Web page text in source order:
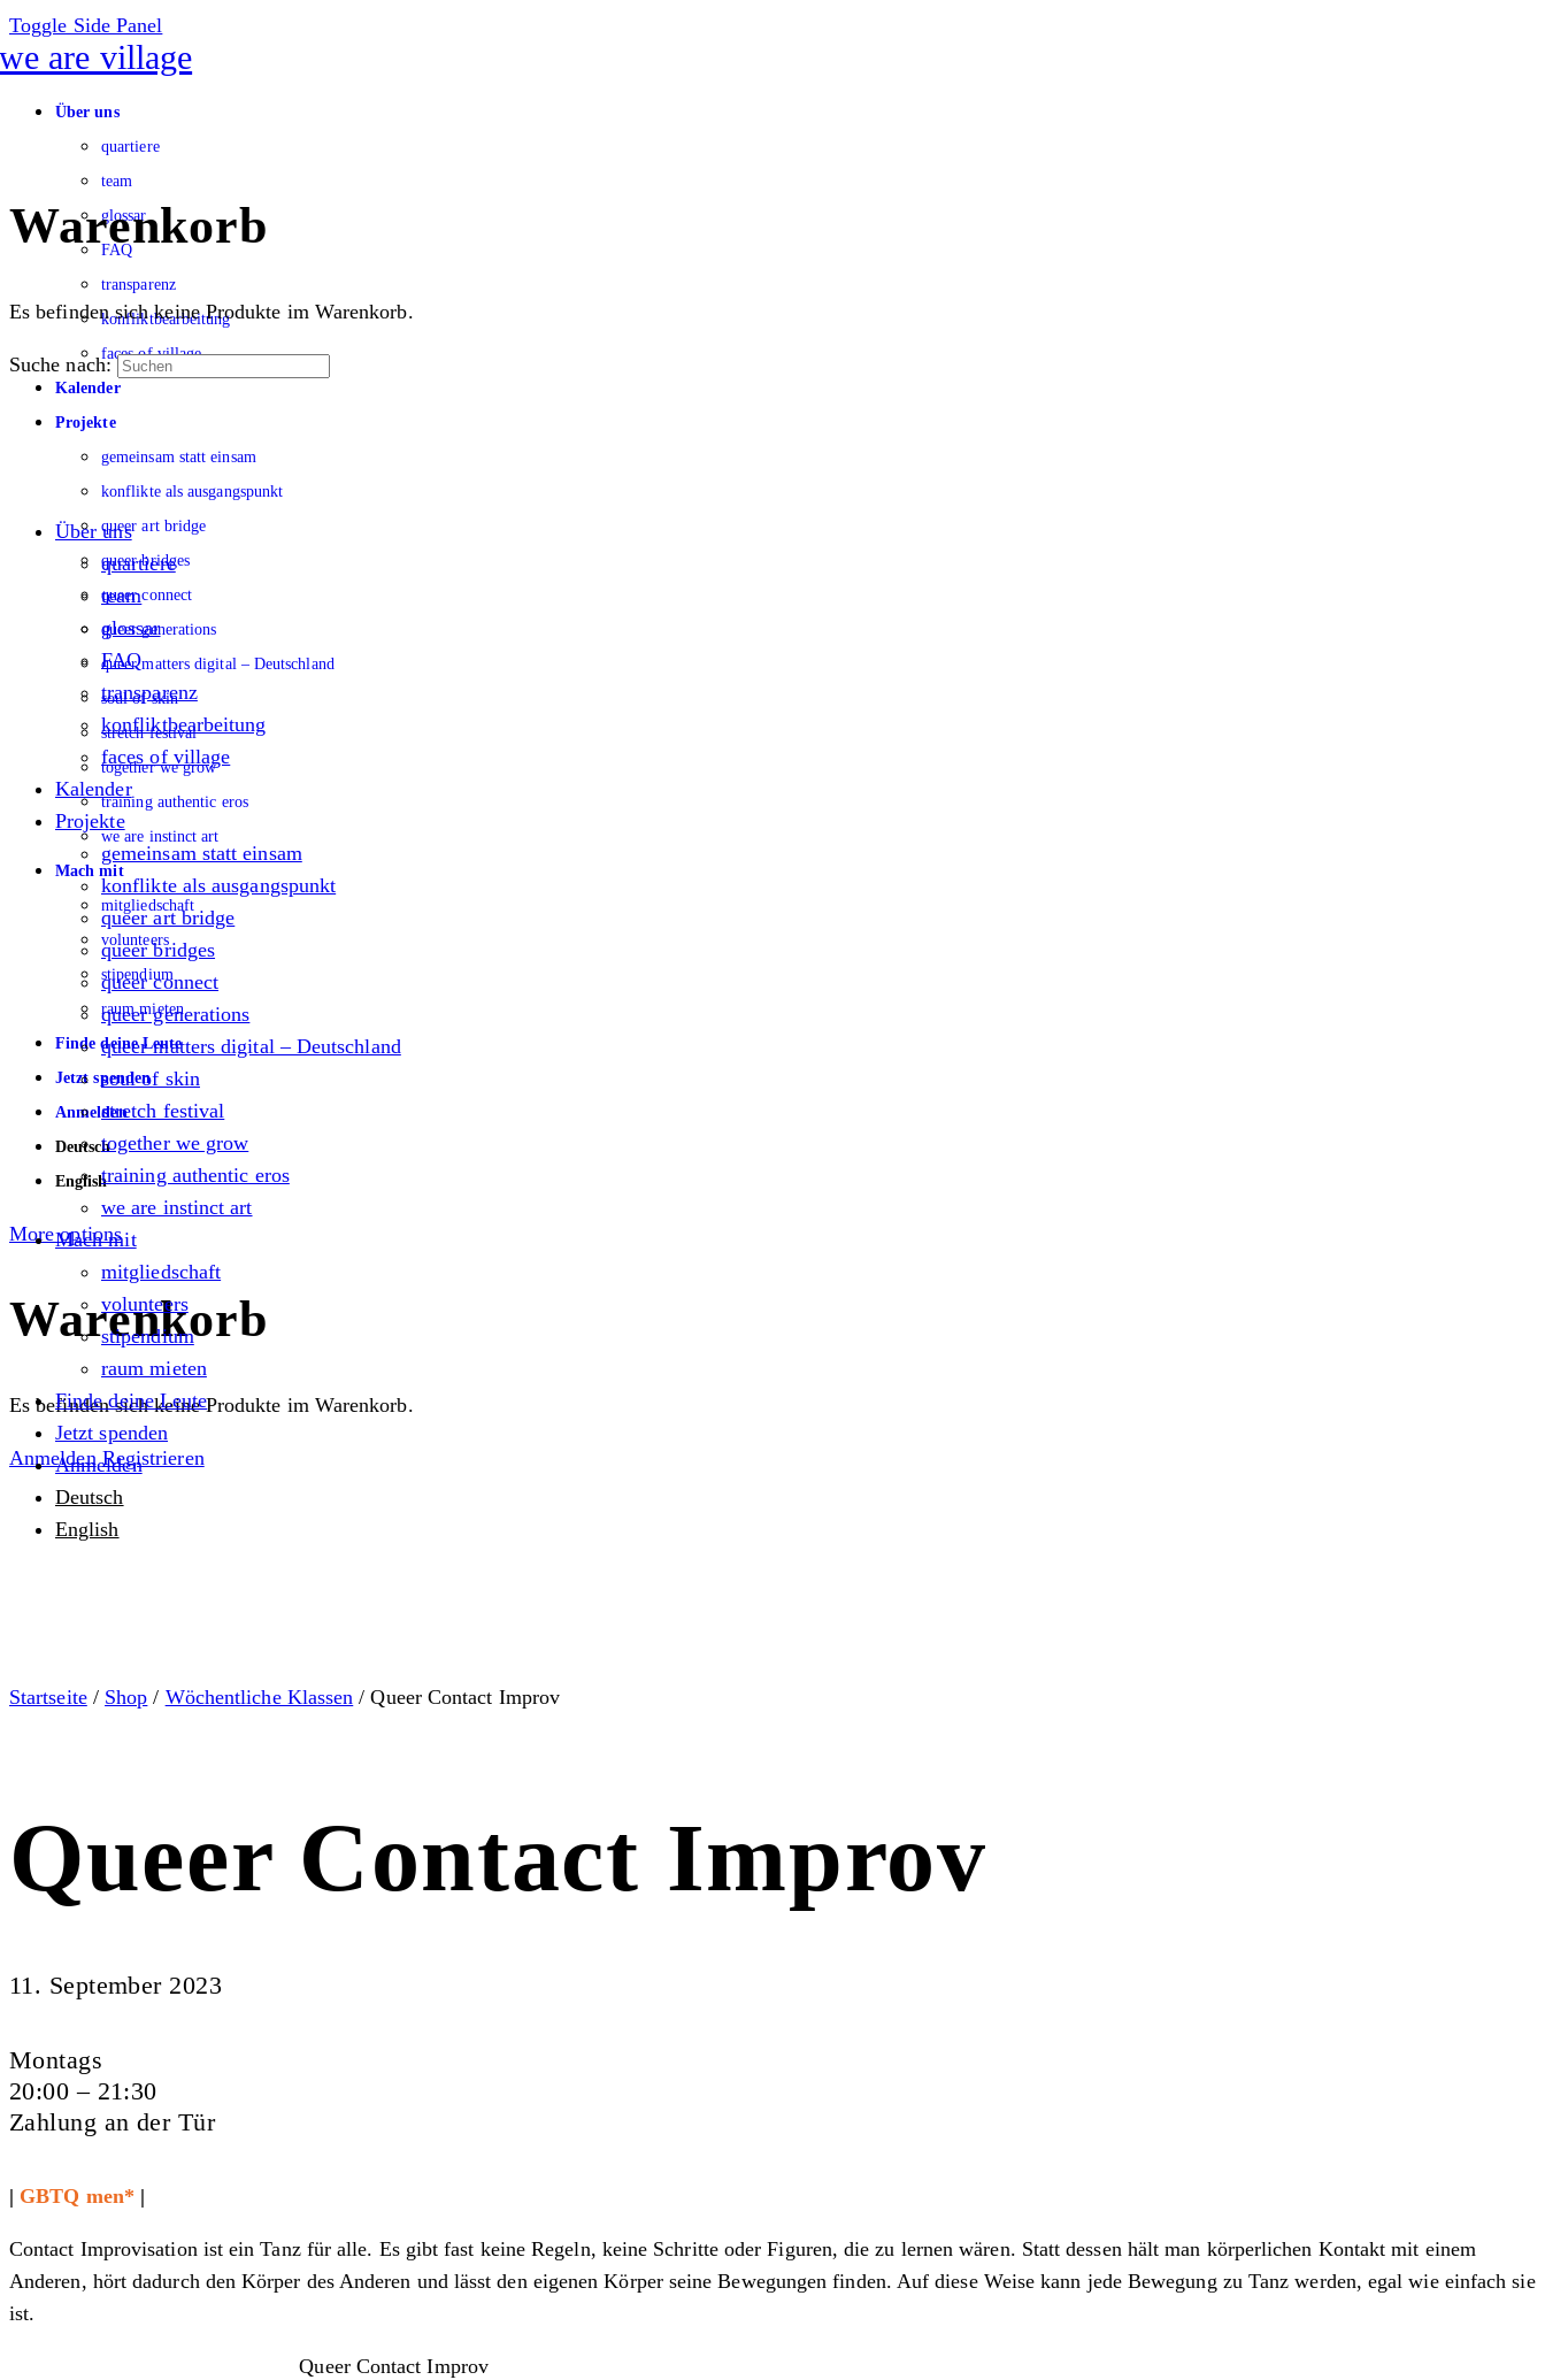
Toggle Side Panel
Über uns
quartiere
team
glossar
FAQ
transparenz
konfliktbearbeitung
faces of village
Kalender
Projekte
gemeinsam statt einsam
konflikte als ausgangspunkt
queer art bridge
queer bridges
queer connect
queer generations
queer matters digital – Deutschland
soul of skin
stretch festival
together we grow
training authentic eros
we are instinct art
Mach mit
mitgliedschaft
volunteers
stipendium
raum mieten
Finde deine Leute
Jetzt spenden
Anmelden
Deutsch
English
More options
Warenkorb
Es befinden sich keine Produkte im Warenkorb.
Anmelden Registrieren
Warenkorb
Es befinden sich keine Produkte im Warenkorb.
Suche nach:
Über uns
quartiere
team
glossar
FAQ
transparenz
konfliktbearbeitung
faces of village
Kalender
Projekte
gemeinsam statt einsam
konflikte als ausgangspunkt
queer art bridge
queer bridges
queer connect
queer generations
queer matters digital – Deutschland
soul of skin
stretch festival
together we grow
training authentic eros
we are instinct art
Mach mit
mitgliedschaft
volunteers
stipendium
raum mieten
Finde deine Leute
Jetzt spenden
Anmelden
Deutsch
English
Startseite/ Shop / Wöchentliche Klassen / Queer Contact Improv
Queer Contact Improv
11. September 2023
Montags
20:00 – 21:30
Zahlung an der Tür
| GBTQ men* |
Contact Improvisation ist ein Tanz für alle. Es gibt fast keine Regeln, keine Schritte oder Figuren, die zu lernen wären. Statt dessen hält man körperlichen Kontakt mit einem
Anderen, hört dadurch den Körper des Anderen und lässt den eigenen Körper seine Bewegungen finden. Auf diese Weise kann jede Bewegung zu Tanz werden, egal wie einfach sie
ist.
Queer Contact Improv